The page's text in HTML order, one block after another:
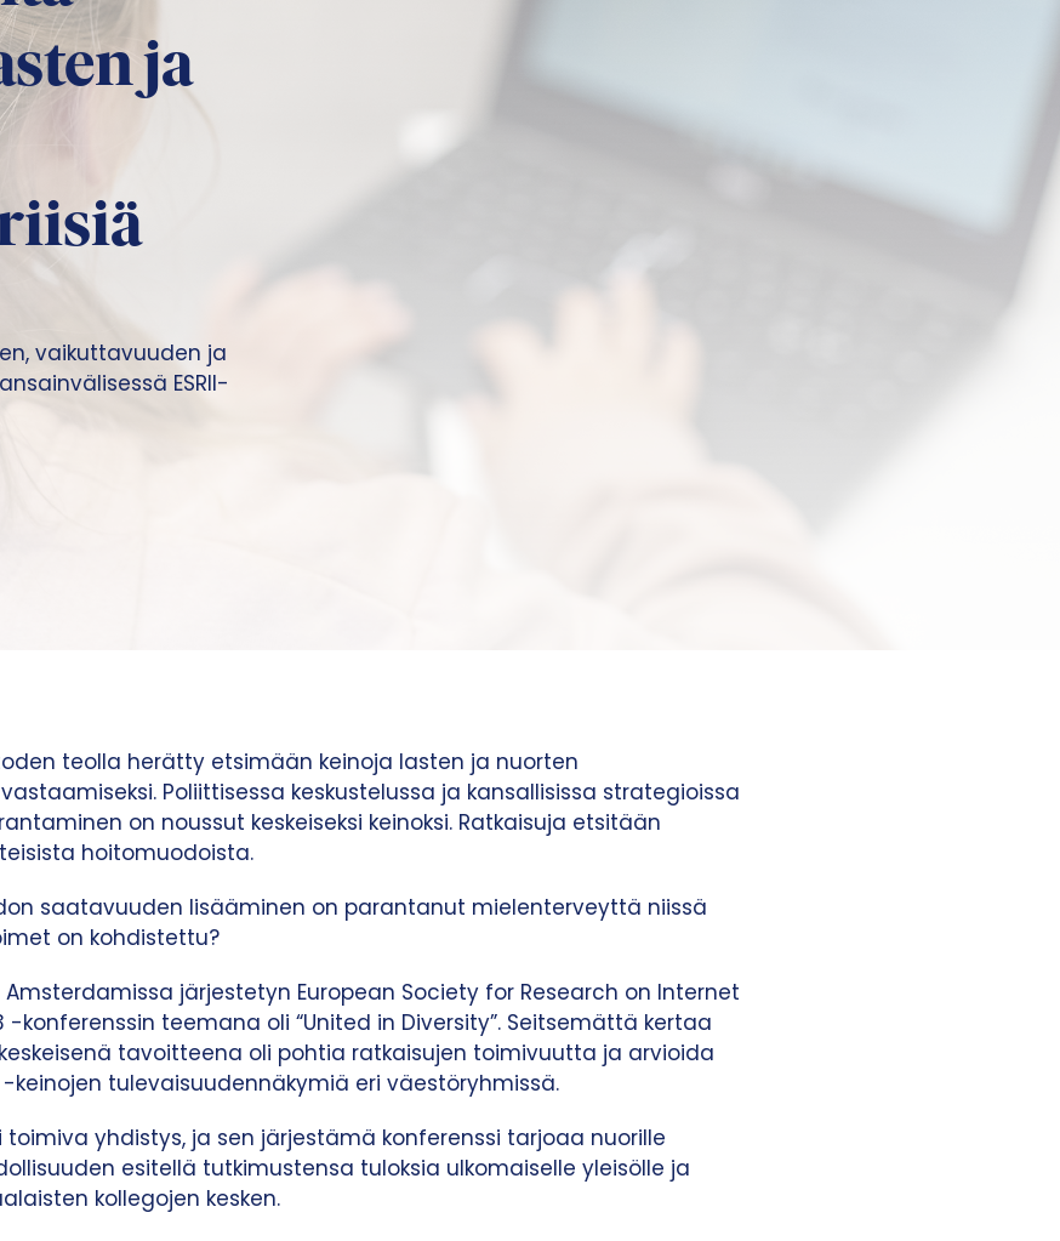
ja
vaikuttavuuden ja
ESRII-
teolla herätty etsimään keinoja lasten ja nuorten
Poliittisessa keskustelussa ja kansallisissa strategioissa
on noussut keskeiseksi keinoksi. Ratkaisuja etsitään
hoitomuodoista.
saatavuuden lisääminen on parantanut mielenterveyttä niissä
on kohdistettu?
järjestetyn European Society for Research on Internet
-konferenssin teemana oli “United in Diversity”. Seitsemättä kertaa
tavoitteena oli pohtia ratkaisujen toimivuutta ja arvioida
keinojen tulevaisuudennäkymiä eri väestöryhmissä.
toimiva yhdistys, ja sen järjestämä konferenssi tarjoaa nuorille
esitellä tutkimustensa tuloksia ulkomaiselle yleisölle ja
kollegojen kesken.